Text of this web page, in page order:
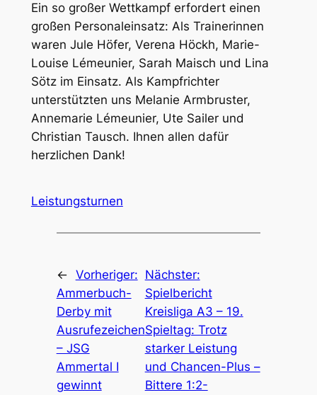
Ein so großer Wettkampf erfordert einen
großen Personaleinsatz: Als Trainerinnen
waren Jule Höfer, Verena Höckh, Marie-
Louise Lémeunier, Sarah Maisch und Lina
Sötz im Einsatz. Als Kampfrichter
unterstützten uns Melanie Armbruster,
Annemarie Lémeunier, Ute Sailer und
Christian Tausch. Ihnen allen dafür
herzlichen Dank!
Leistungsturnen
← Vorheriger:
Ammerbuch-
Derby mit
Ausrufezeichen
– JSG
Ammertal I
gewinnt
Nächster:
Spielbericht
Kreisliga A3 – 19.
Spieltag: Trotz
starker Leistung
und Chancen-Plus –
Bittere 1:2-